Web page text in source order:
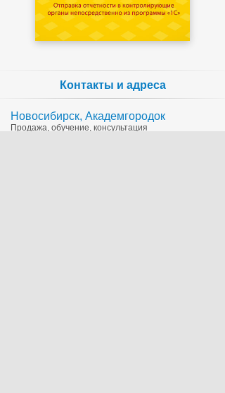
Контакты и адреса
Новосибирск, Академгородок
Продажа, обучение, консультация